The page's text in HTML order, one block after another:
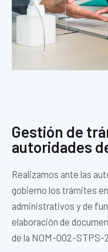
Gestión de
autoridades
Realizamos ante las
gobierno los trámites
administrativos y de
elaboración de
de la NOM-002-STPS-